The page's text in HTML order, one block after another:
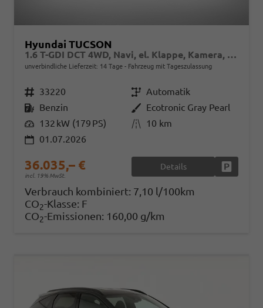
Hyundai TUCSON
1.6 T-GDI DCT 4WD, Navi, el. Klappe, Kamera, Side, Winter, 19-Zoll
unverbindliche Lieferzeit: 14 Tage Fahrzeug mit Tageszulassung
Fahrzeugnr. 33220 GetriebeAutomatik
Kraftstoff Benzin AußenfarbeEcotronic Gray Pearl
Leistung 132 kW (179 PS) Kilometerstand 10 km
01.07.2026
36.035,– €
incl. 19% MwSt.
Details
Verbrauch kombiniert: 7,10 l/100km
CO2-Klasse: F
CO2-Emissionen: 160,00 g/km